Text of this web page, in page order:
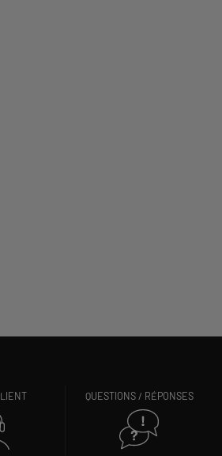
QUESTIONS / RÉPONSES